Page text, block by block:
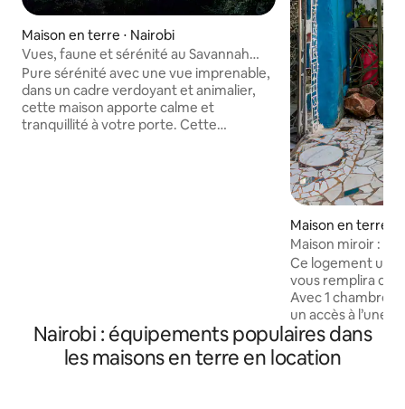
Maison en terre ⋅ Nairobi
Vues, faune et sérénité au Savannah
Ranch !
Pure sérénité avec une vue imprenable,
dans un cadre verdoyant et animalier,
cette maison apporte calme et
tranquillité à votre porte. Cette
profiter de tout ce que la nature a à
offrir.
Maison en terre ⋅
Maison miroir :
Ce logement
vous remplira de
Avec 1 chambre
un accès à l’une
emblématiques
est inoubliable. La cuisine et la salle de
bain sont
Nairobi : équipements populaires dans
les maisons en terre en location